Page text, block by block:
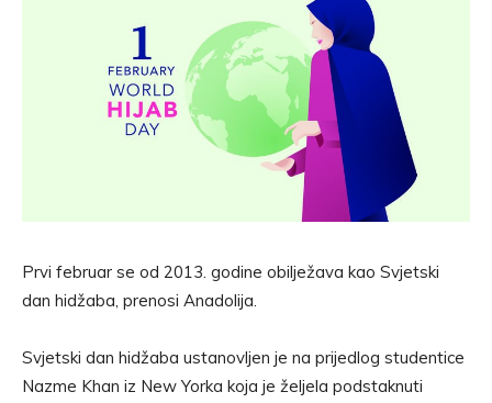
Prvi februar se od 2013. godine obilježava kao Svjetski
dan hidžaba, prenosi Anadolija.
Svjetski dan hidžaba ustanovljen je na prijedlog studentice
Nazme Khan iz New Yorka koja je željela podstaknuti